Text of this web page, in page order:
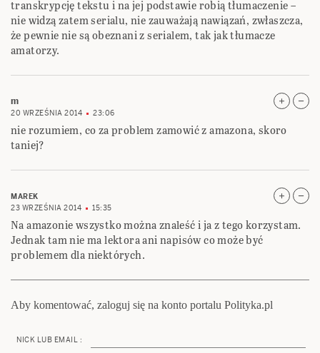
transkrypcję tekstu i na jej podstawie robią tłumaczenie –
nie widzą zatem serialu, nie zauważają nawiązań, zwłaszcza,
że pewnie nie są obeznani z serialem, tak jak tłumacze
amatorzy.
m
20 WRZEŚNIA 2014 23:06
nie rozumiem, co za problem zamowić z amazona, skoro
taniej?
MAREK
23 WRZEŚNIA 2014
15:35
Na amazonie wszystko można znaleść i ja z tego korzystam.
Jednak tam nie ma lektora ani napisów co może być
problemem dla niektórych.
Aby komentować, zaloguj się na konto portalu Polityka.pl
NICK LUB EMAIL :